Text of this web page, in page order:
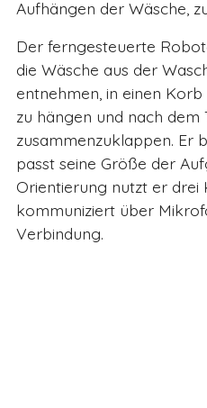
Aufhängen der Wäsche,
Der ferngesteuerte
die Wäsche aus der
entnehmen, in einen Korb
zu hängen und nach dem
zusammenzuklappen. Er
passt seine Größe der
Orientierung nutzt er drei
kommuniziert über
Verbindung.